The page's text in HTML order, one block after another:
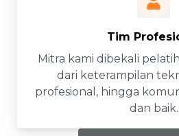
Tim
Mitra kami dibekali
dari keterampilan
profesional, hingga
dan baik.